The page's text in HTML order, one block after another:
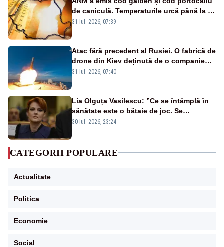
de caniculă. Temperaturile urcă până la 38
de grade, iar nopțile devin tropicale
31 iul. 2026, 07:39
Atac fără precedent al Rusiei. O fabrică de
drone din Kiev deținută de o companie
americană, distrusă de o rachetă
31 iul. 2026, 07:40
Lia Olguța Vasilescu: ”Ce se întâmplă în
sănătate este o bătaie de joc. Se
guvernează extraordinar de prost”
30 iul. 2026, 23:24
CATEGORII POPULARE
Actualitate
Politica
Economie
Social